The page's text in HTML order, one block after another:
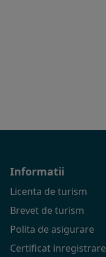
Informatii
Licenta de turism
Brevet de turism
Polita de asigurare
Certificat inregistrare